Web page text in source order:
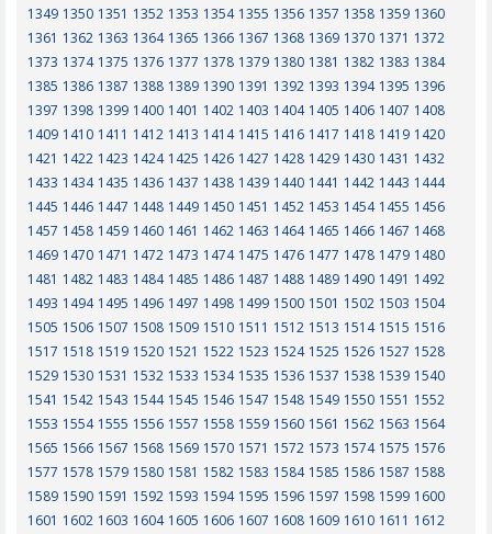
1349 1350 1351 1352 1353 1354 1355 1356 1357 1358 1359 1360
1361 1362 1363 1364 1365 1366 1367 1368 1369 1370 1371 1372
1373 1374 1375 1376 1377 1378 1379 1380 1381 1382 1383 1384
1385 1386 1387 1388 1389 1390 1391 1392 1393 1394 1395 1396
1397 1398 1399 1400 1401 1402 1403 1404 1405 1406 1407 1408
1409 1410 1411 1412 1413 1414 1415 1416 1417 1418 1419 1420
1421 1422 1423 1424 1425 1426 1427 1428 1429 1430 1431 1432
1433 1434 1435 1436 1437 1438 1439 1440 1441 1442 1443 1444
1445 1446 1447 1448 1449 1450 1451 1452 1453 1454 1455 1456
1457 1458 1459 1460 1461 1462 1463 1464 1465 1466 1467 1468
1469 1470 1471 1472 1473 1474 1475 1476 1477 1478 1479 1480
1481 1482 1483 1484 1485 1486 1487 1488 1489 1490 1491 1492
1493 1494 1495 1496 1497 1498 1499 1500 1501 1502 1503 1504
1505 1506 1507 1508 1509 1510 1511 1512 1513 1514 1515 1516
1517 1518 1519 1520 1521 1522 1523 1524 1525 1526 1527 1528
1529 1530 1531 1532 1533 1534 1535 1536 1537 1538 1539 1540
1541 1542 1543 1544 1545 1546 1547 1548 1549 1550 1551 1552
1553 1554 1555 1556 1557 1558 1559 1560 1561 1562 1563 1564
1565 1566 1567 1568 1569 1570 1571 1572 1573 1574 1575 1576
1577 1578 1579 1580 1581 1582 1583 1584 1585 1586 1587 1588
1589 1590 1591 1592 1593 1594 1595 1596 1597 1598 1599 1600
1601 1602 1603 1604 1605 1606 1607 1608 1609 1610 1611 1612